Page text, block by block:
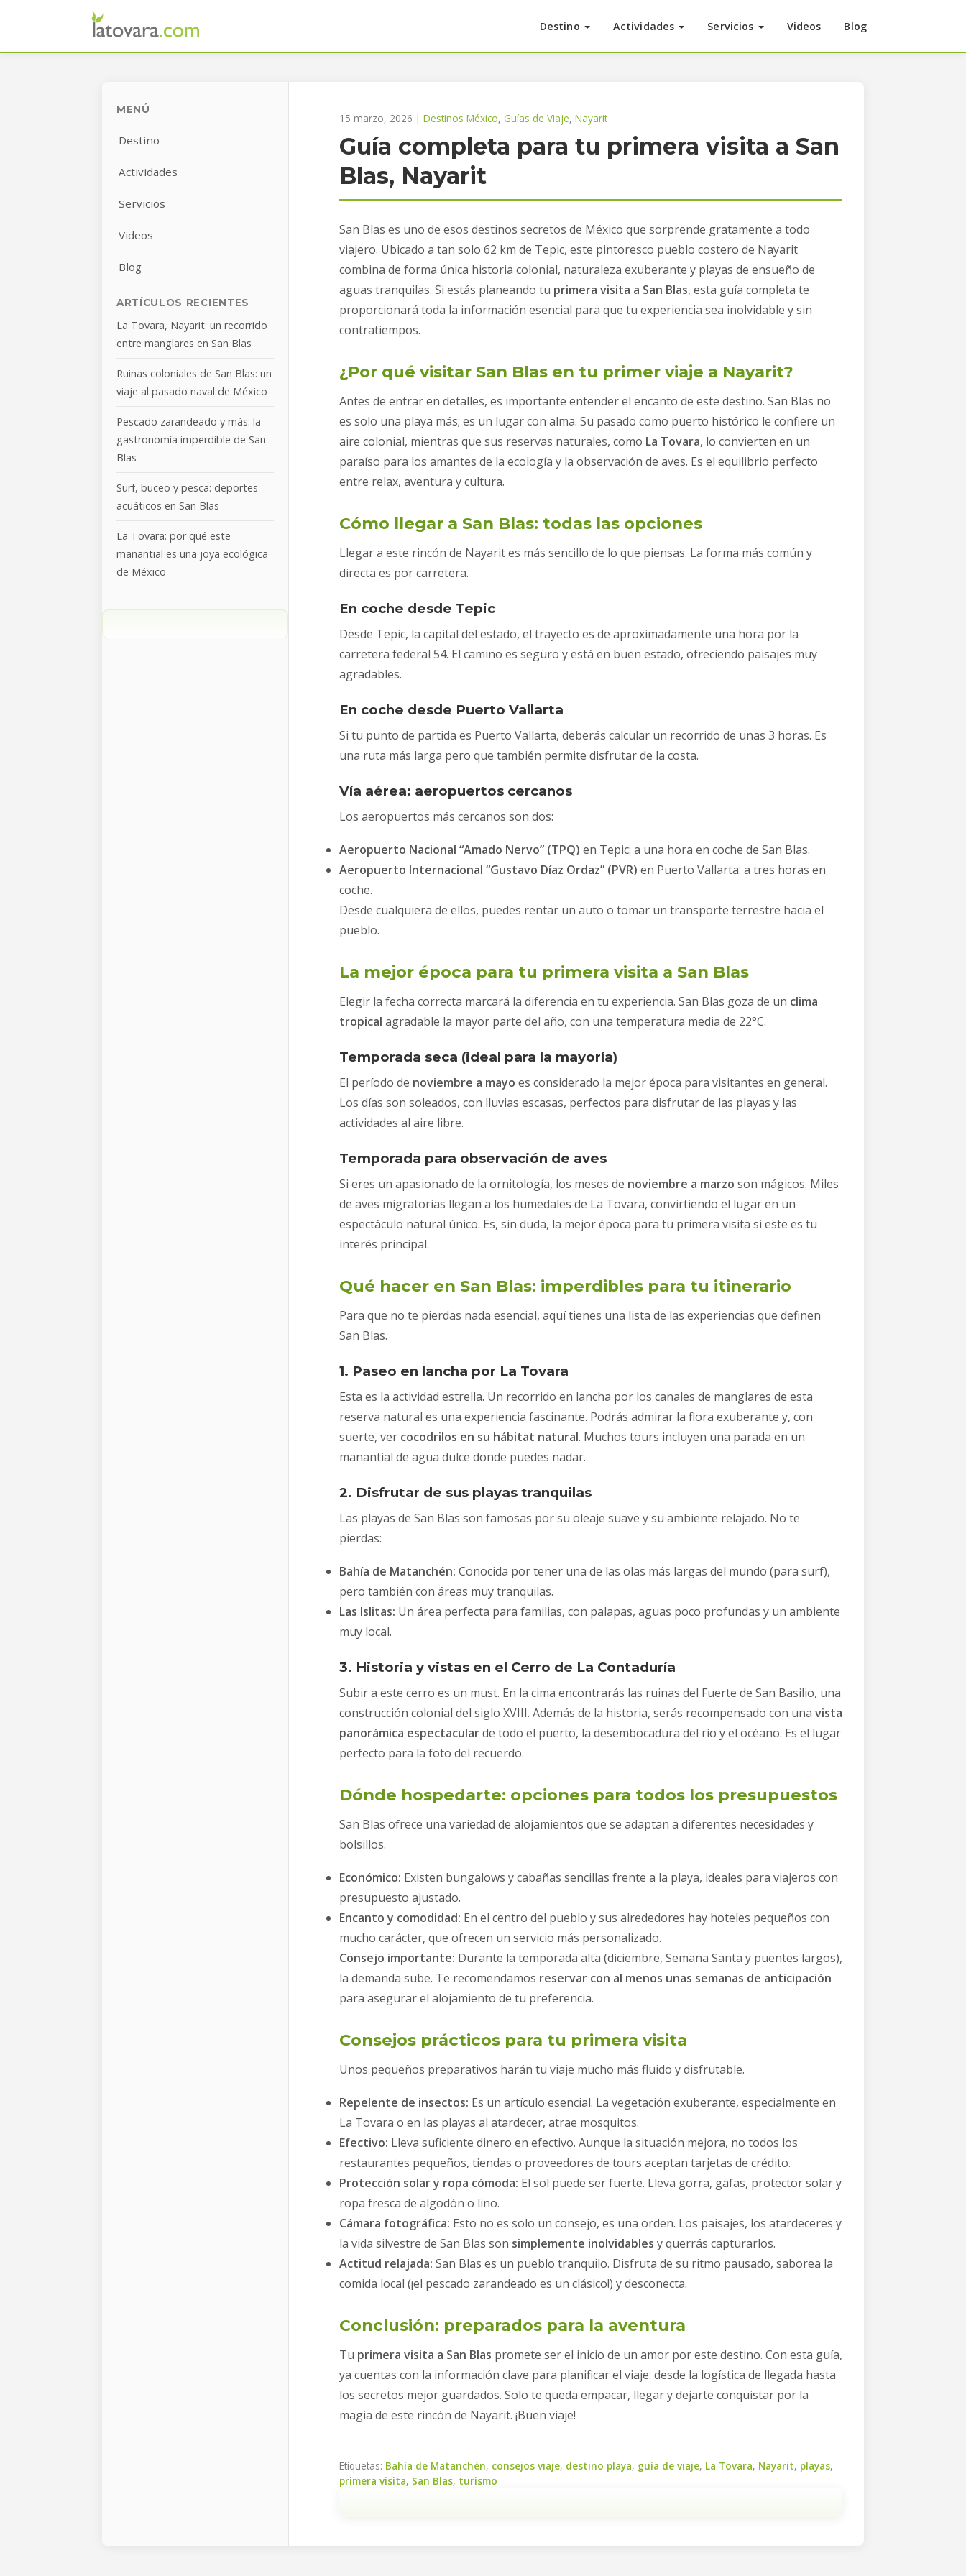
Destino Actividades Servicios Videos Blog
MENÚ
Destino
Actividades
Servicios
Videos
Blog
ARTÍCULOS RECIENTES
La Tovara, Nayarit: un recorrido
entre manglares en San Blas
Ruinas coloniales de San Blas: un
viaje al pasado naval de México
Pescado zarandeado y más: la
gastronomía imperdible de San
Blas
Surf, buceo y pesca: deportes
acuáticos en San Blas
La Tovara: por qué este
manantial es una joya ecológica
de México
15 marzo, 2026 | Destinos México, Guías de Viaje, Nayarit
Guía completa para tu primera visita a San
Blas, Nayarit
San Blas es uno de esos destinos secretos de México que sorprende gratamente a todo
viajero. Ubicado a tan solo 62 km de Tepic, este pintoresco pueblo costero de Nayarit
combina de forma única historia colonial, naturaleza exuberante y playas de ensueño de
aguas tranquilas. Si estás planeando tu primera visita a San Blas, esta guía completa te
proporcionará toda la información esencial para que tu experiencia sea inolvidable y sin
contratiempos.
¿Por qué visitar San Blas en tu primer viaje a Nayarit?
Antes de entrar en detalles, es importante entender el encanto de este destino. San Blas no
es solo una playa más; es un lugar con alma. Su pasado como puerto histórico le confiere un
aire colonial, mientras que sus reservas naturales, como La Tovara, lo convierten en un
paraíso para los amantes de la ecología y la observación de aves. Es el equilibrio perfecto
entre relax, aventura y cultura.
Cómo llegar a San Blas: todas las opciones
Llegar a este rincón de Nayarit es más sencillo de lo que piensas. La forma más común y
directa es por carretera.
En coche desde Tepic
Desde Tepic, la capital del estado, el trayecto es de aproximadamente una hora por la
carretera federal 54. El camino es seguro y está en buen estado, ofreciendo paisajes muy
agradables.
En coche desde Puerto Vallarta
Si tu punto de partida es Puerto Vallarta, deberás calcular un recorrido de unas 3 horas. Es
una ruta más larga pero que también permite disfrutar de la costa.
Vía aérea: aeropuertos cercanos
Los aeropuertos más cercanos son dos:
Aeropuerto Nacional “Amado Nervo” (TPQ) en Tepic: a una hora en coche de San Blas.
Aeropuerto Internacional “Gustavo Díaz Ordaz” (PVR) en Puerto Vallarta: a tres horas en
coche.
Desde cualquiera de ellos, puedes rentar un auto o tomar un transporte terrestre hacia el
pueblo.
La mejor época para tu primera visita a San Blas
Elegir la fecha correcta marcará la diferencia en tu experiencia. San Blas goza de un clima
tropical agradable la mayor parte del año, con una temperatura media de 22°C.
Temporada seca (ideal para la mayoría)
El período de noviembre a mayo es considerado la mejor época para visitantes en general.
Los días son soleados, con lluvias escasas, perfectos para disfrutar de las playas y las
actividades al aire libre.
Temporada para observación de aves
Si eres un apasionado de la ornitología, los meses de noviembre a marzo son mágicos. Miles
de aves migratorias llegan a los humedales de La Tovara, convirtiendo el lugar en un
espectáculo natural único. Es, sin duda, la mejor época para tu primera visita si este es tu
interés principal.
Qué hacer en San Blas: imperdibles para tu itinerario
Para que no te pierdas nada esencial, aquí tienes una lista de las experiencias que definen
San Blas.
1. Paseo en lancha por La Tovara
Esta es la actividad estrella. Un recorrido en lancha por los canales de manglares de esta
reserva natural es una experiencia fascinante. Podrás admirar la flora exuberante y, con
suerte, ver cocodrilos en su hábitat natural. Muchos tours incluyen una parada en un
manantial de agua dulce donde puedes nadar.
2. Disfrutar de sus playas tranquilas
Las playas de San Blas son famosas por su oleaje suave y su ambiente relajado. No te
pierdas:
Bahía de Matanchén: Conocida por tener una de las olas más largas del mundo (para surf),
pero también con áreas muy tranquilas.
Las Islitas: Un área perfecta para familias, con palapas, aguas poco profundas y un ambiente
muy local.
3. Historia y vistas en el Cerro de La Contaduría
Subir a este cerro es un must. En la cima encontrarás las ruinas del Fuerte de San Basilio, una
construcción colonial del siglo XVIII. Además de la historia, serás recompensado con una vista
panorámica espectacularde todo el puerto, la desembocadura del río y el océano. Es el lugar
perfecto para la foto del recuerdo.
Dónde hospedarte: opciones para todos los presupuestos
San Blas ofrece una variedad de alojamientos que se adaptan a diferentes necesidades y
bolsillos.
Económico: Existen bungalows y cabañas sencillas frente a la playa, ideales para viajeros con
presupuesto ajustado.
Encanto y comodidad: En el centro del pueblo y sus alrededores hay hoteles pequeños con
mucho carácter, que ofrecen un servicio más personalizado.
Consejo importante: Durante la temporada alta (diciembre, Semana Santa y puentes largos),
la demanda sube. Te recomendamos reservar con al menos unas semanas de anticipación
para asegurar el alojamiento de tu preferencia.
Consejos prácticos para tu primera visita
Unos pequeños preparativos harán tu viaje mucho más fluido y disfrutable.
Repelente de insectos: Es un artículo esencial. La vegetación exuberante, especialmente en
La Tovara o en las playas al atardecer, atrae mosquitos.
Efectivo: Lleva suficiente dinero en efectivo. Aunque la situación mejora, no todos los
restaurantes pequeños, tiendas o proveedores de tours aceptan tarjetas de crédito.
Protección solar y ropa cómoda: El sol puede ser fuerte. Lleva gorra, gafas, protector solar y
ropa fresca de algodón o lino.
Cámara fotográfica: Esto no es solo un consejo, es una orden. Los paisajes, los atardeceres y
la vida silvestre de San Blas son simplemente inolvidables y querrás capturarlos.
Actitud relajada: San Blas es un pueblo tranquilo. Disfruta de su ritmo pausado, saborea la
comida local (¡el pescado zarandeado es un clásico!) y desconecta.
Conclusión: preparados para la aventura
Tu primera visita a San Blas promete ser el inicio de un amor por este destino. Con esta guía,
ya cuentas con la información clave para planificar el viaje: desde la logística de llegada hasta
los secretos mejor guardados. Solo te queda empacar, llegar y dejarte conquistar por la
magia de este rincón de Nayarit. ¡Buen viaje!
Etiquetas: Bahía de Matanchén, consejos viaje, destino playa, guía de viaje, La Tovara, Nayarit, playas,
primera visita, San Blas, turismo